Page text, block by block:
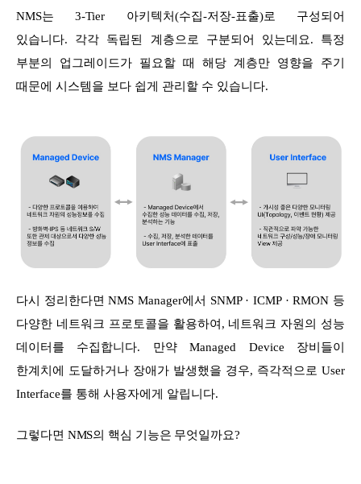
NMS는 3-Tier 아키텍처(수집-저장-표출)로 구성되어
있습니다. 각각 독립된 계층으로 구분되어 있는데요. 특정
부분의 업그레이드가 필요할 때 해당 계층만 영향을 주기
때문에 시스템을 보다 쉽게 관리할 수 있습니다.
다시 정리한다면 NMS Manager에서 SNMP · ICMP · RMON 등
다양한 네트워크 프로토콜을 활용하여, 네트워크 자원의 성능
데이터를 수집합니다. 만약 Managed Device 장비들이
한계치에 도달하거나 장애가 발생했을 경우, 즉각적으로 User
Interface를 통해 사용자에게 알립니다.
그렇다면 NMS의 핵심 기능은 무엇일까요?